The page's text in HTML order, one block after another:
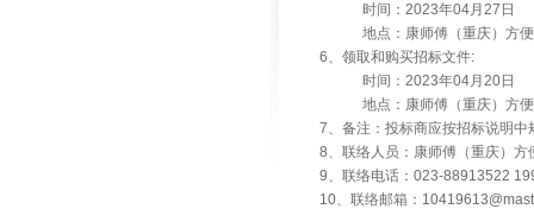
时间：2023年04月27日
地点：康师傅（重庆）方便
6、领取和购买招标文件:
时间：2023年04月20日
地点：康师傅（重庆）方便
7、备注：投标商应按招标说明
8、联络人员：康师傅（重庆）
9、联络电话：023-88913522
10、联络邮箱：